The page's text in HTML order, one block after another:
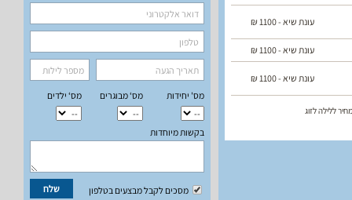
מס‘ ילדים מס‘ מבוגרים מס' יחידות
בקשות מיוחדות
שלח מסכים לקבל מבצעים בטלפון
עונת שיא -1100
₪
עונת שיא -1100
₪
עונת שיא -1100
₪
ללילה לזוג